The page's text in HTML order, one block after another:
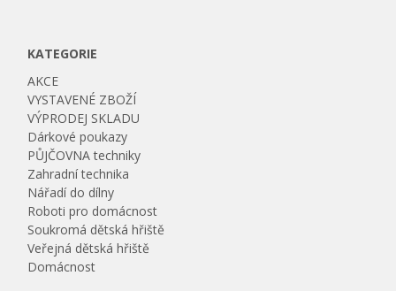
KATEGORIE
AKCE
VYSTAVENÉ ZBOŽÍ
VÝPRODEJ SKLADU
Dárkové poukazy
PŮJČOVNA techniky
Zahradní technika
Nářadí do dílny
Roboti pro domácnost
Soukromá dětská hřiště
Veřejná dětská hřiště
Domácnost